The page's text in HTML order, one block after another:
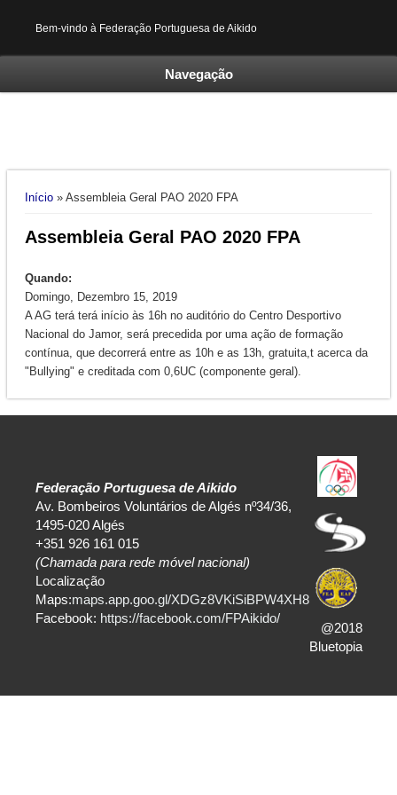
Bem-vindo à Federação Portuguesa de Aikido
Navegação
Está aqui
Início» Assembleia Geral PAO 2020 FPA
Assembleia Geral PAO 2020 FPA
Quando:
Domingo, Dezembro 15, 2019
A AG terá terá início às 16h no auditório do Centro Desportivo
Nacional do Jamor, será precedida por uma ação de formação
contínua, que decorrerá entre as 10h e as 13h, gratuita,t acerca da
"Bullying" e creditada com 0,6UC (componente geral).
Federação Portuguesa de Aikido
Av. Bombeiros Voluntários de Algés nº34/36,
1495-020 Algés
+351 926 161 015
(Chamada para rede móvel nacional)
Localização
Maps:maps.app.goo.gl/XDGz8VKiSiBPW4XH8
Facebook: https://facebook.com/FPAikido/
@2018
Bluetopia